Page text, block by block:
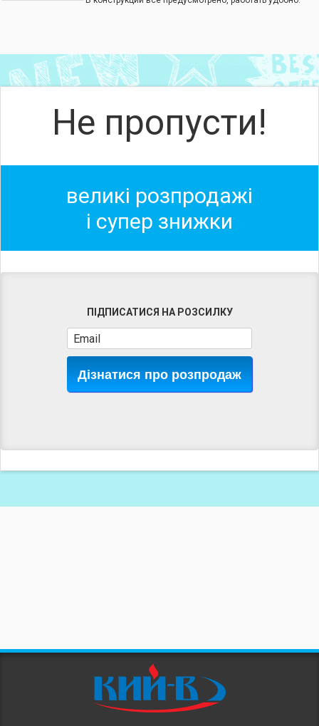
Не пропусти!
великі розпродажі
і супер знижки
ПІДПИСАТИСЯ НА РОЗСИЛКУ
Дізнатися про розпродаж